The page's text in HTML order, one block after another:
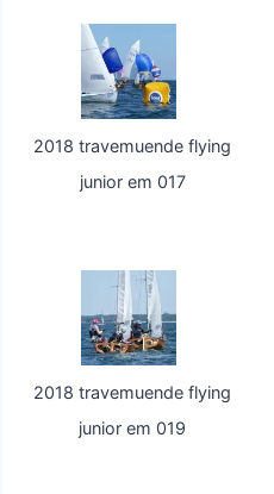
2018 travemuende flying
junior em 017
2018 travemuende flying
junior em 019